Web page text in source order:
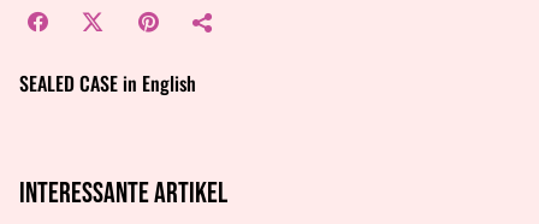
SEALED CASE in English
Interessante artikel